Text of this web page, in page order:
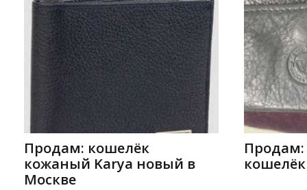
Продам: кошелёк
кожаный Karya новый в
Москве